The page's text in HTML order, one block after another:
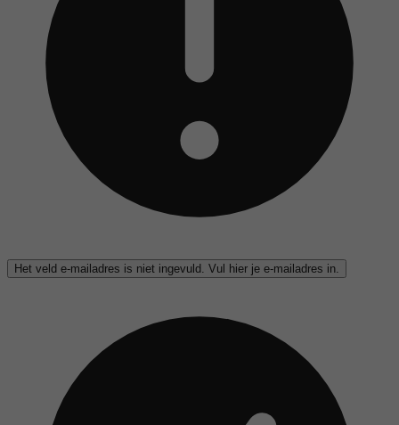
Het veld e-mailadres is niet ingevuld. Vul hier je e-mailadres in.